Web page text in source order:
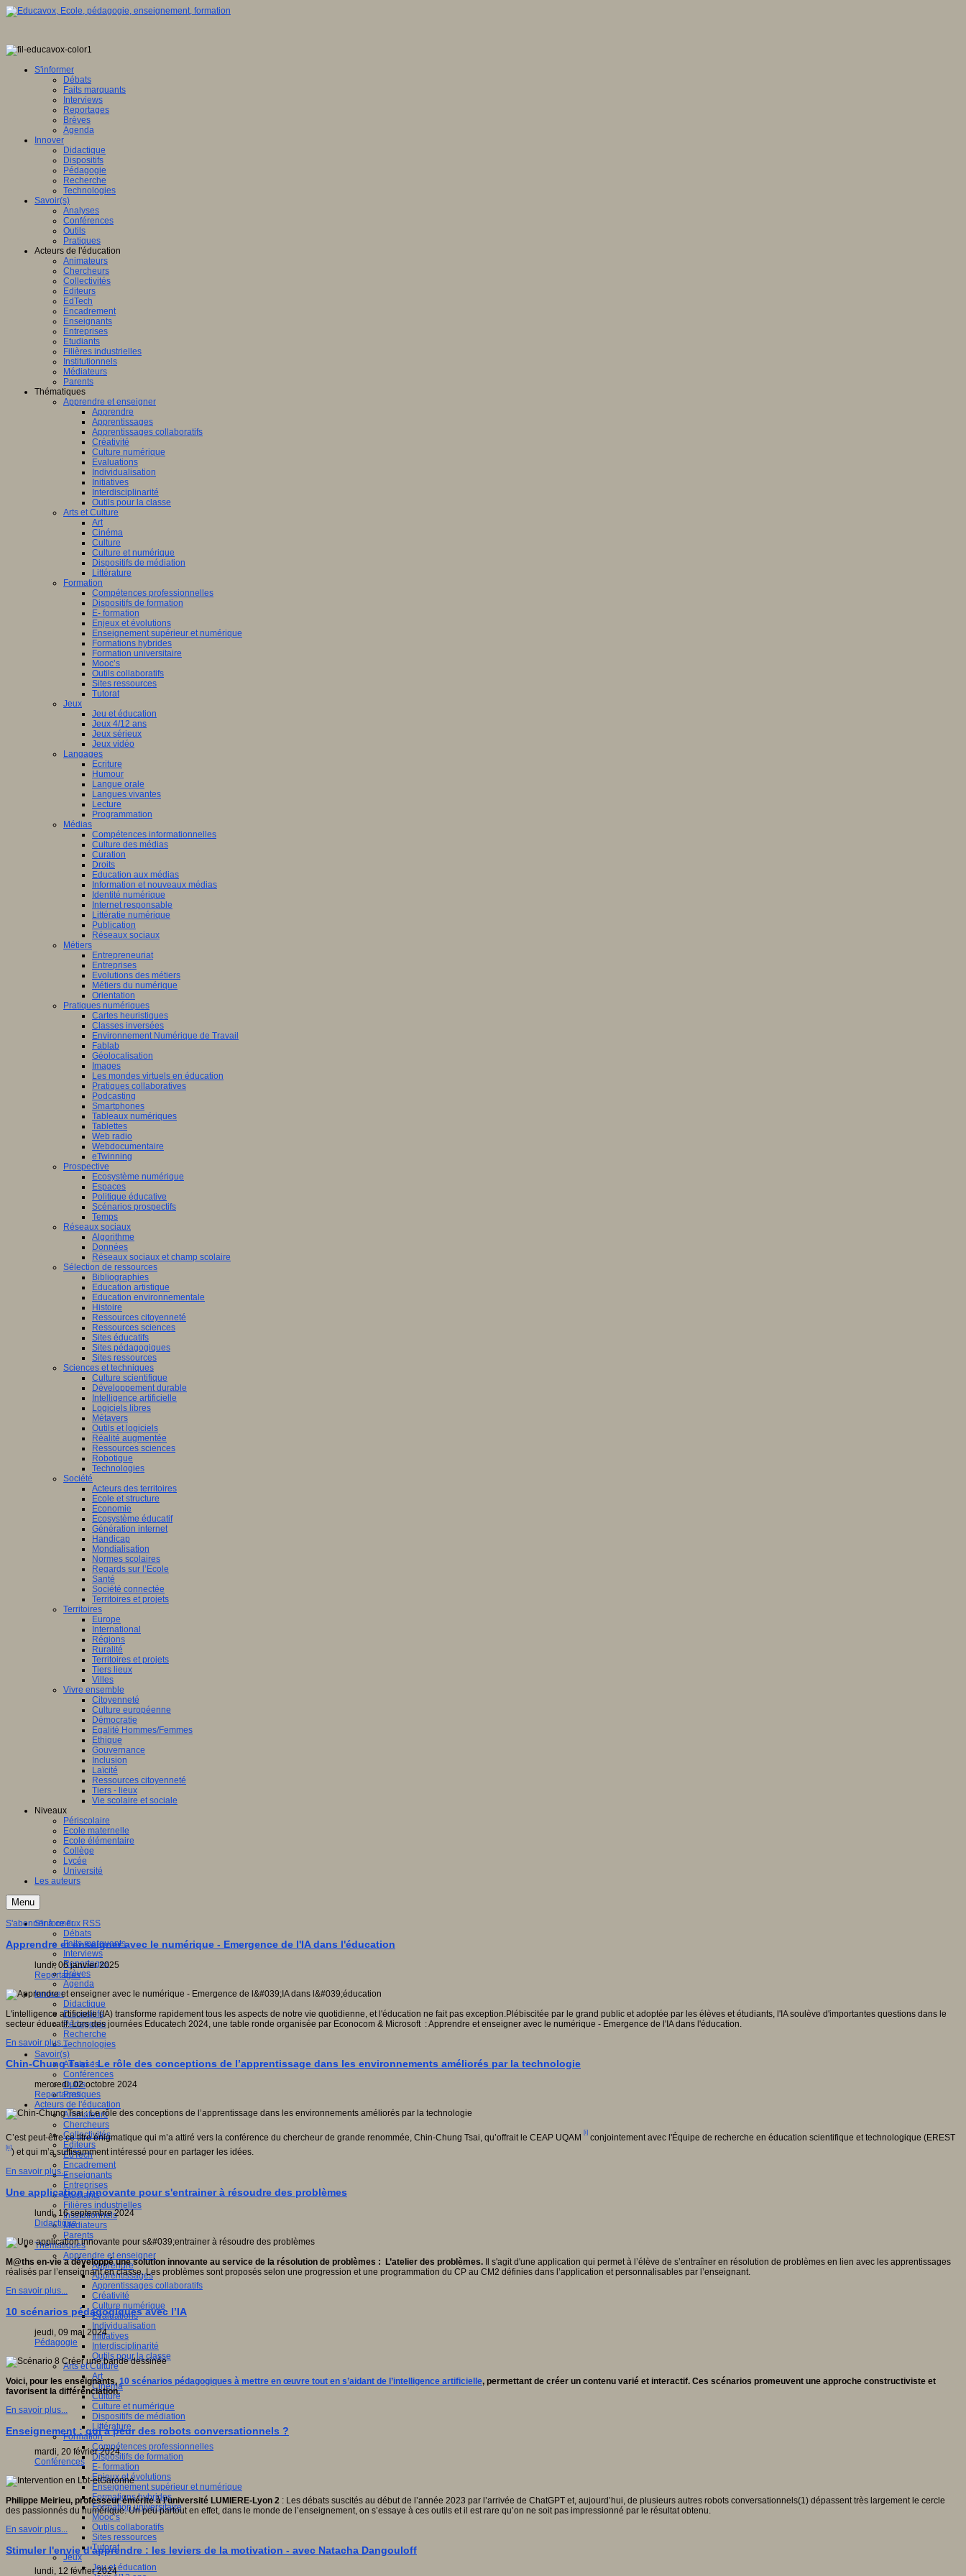
S'informer
Débats
Faits marquants
Interviews
Reportages
Brèves
Agenda
Innover
Didactique
Dispositifs
Pédagogie
Recherche
Technologies
Savoir(s)
Analyses
Conférences
Outils
Pratiques
Acteurs de l'éducation
Animateurs
Chercheurs
Collectivités
Editeurs
EdTech
Encadrement
Enseignants
Entreprises
Etudiants
Filières industrielles
Institutionnels
Médiateurs
Parents
Thématiques
Apprendre et enseigner
Apprendre
Apprentissages
Apprentissages collaboratifs
Créativité
Culture numérique
Evaluations
Individualisation
Initiatives
Interdisciplinarité
Outils pour la classe
Arts et Culture
Art
Cinéma
Culture
Culture et numérique
Dispositifs de médiation
Littérature
Formation
Compétences professionnelles
Dispositifs de formation
E- formation
Enjeux et évolutions
Enseignement supérieur et numérique
Formations hybrides
Formation universitaire
Mooc’s
Outils collaboratifs
Sites ressources
Tutorat
Jeux
Jeu et éducation
Jeux 4/12 ans
Jeux sérieux
Jeux vidéo
Langages
Ecriture
Humour
Langue orale
Langues vivantes
Lecture
Programmation
Médias
Compétences informationnelles
Culture des médias
Curation
Droits
Education aux médias
Information et nouveaux médias
Identité numérique
Internet responsable
Littératie numérique
Publication
Réseaux sociaux
Métiers
Entrepreneuriat
Entreprises
Evolutions des métiers
Métiers du numérique
Orientation
Pratiques numériques
Cartes heuristiques
Classes inversées
Environnement Numérique de Travail
Fablab
Géolocalisation
Images
Les mondes virtuels en éducation
Pratiques collaboratives
Podcasting
Smartphones
Tableaux numériques
Tablettes
Web radio
Webdocumentaire
eTwinning
Prospective
Ecosystème numérique
Espaces
Politique éducative
Scénarios prospectifs
Temps
Réseaux sociaux
Algorithme
Données
Réseaux sociaux et champ scolaire
Sélection de ressources
Bibliographies
Education artistique
Education environnementale
Histoire
Ressources citoyenneté
Ressources sciences
Sites éducatifs
Sites pédagogiques
Sites ressources
Sciences et techniques
Culture scientifique
Développement durable
Intelligence artificielle
Logiciels libres
Métavers
Outils et logiciels
Réalité augmentée
Ressources sciences
Robotique
Technologies
Société
Acteurs des territoires
Ecole et structure
Economie
Ecosystème éducatif
Génération internet
Handicap
Mondialisation
Normes scolaires
Regards sur l’Ecole
Santé
Société connectée
Territoires et projets
Territoires
Europe
International
Régions
Ruralité
Territoires et projets
Tiers lieux
Villes
Vivre ensemble
Citoyenneté
Culture européenne
Démocratie
Egalité Hommes/Femmes
Ethique
Gouvernance
Inclusion
Laïcité
Ressources citoyenneté
Tiers - lieux
Vie scolaire et sociale
Niveaux
Périscolaire
Ecole maternelle
Ecole élémentaire
Collège
Lycée
Université
Les auteurs
Menu
S'informer
Débats
Faits marquants
Interviews
Reportages
Brèves
Agenda
Innover
Didactique
Dispositifs
Pédagogie
Recherche
Technologies
Savoir(s)
Analyses
Conférences
Outils
Pratiques
Acteurs de l'éducation
Animateurs
Chercheurs
Collectivités
Editeurs
EdTech
Encadrement
Enseignants
Entreprises
Etudiants
Filières industrielles
Institutionnels
Médiateurs
Parents
Thématiques
Apprendre et enseigner
Apprendre
Apprentissages
Apprentissages collaboratifs
Créativité
Culture numérique
Evaluations
Individualisation
Initiatives
Interdisciplinarité
Outils pour la classe
Arts et Culture
Art
Cinéma
Culture
Culture et numérique
Dispositifs de médiation
Littérature
Formation
Compétences professionnelles
Dispositifs de formation
E- formation
Enjeux et évolutions
Enseignement supérieur et numérique
Formations hybrides
Formation universitaire
Mooc’s
Outils collaboratifs
Sites ressources
Tutorat
Jeux
Jeu et éducation
S'abonner à ce flux RSS
Apprendre et enseigner avec le numérique - Emergence de l'IA dans l'éducation
lundi, 06 janvier 2025
Reportages
L'intelligence artificielle (IA) transforme rapidement tous les aspects de notre vie quotidienne, et l'éducation ne fait pas exception.Plébiscitée par le grand public et adoptée par les élèves et étudiants, l'IA soulève d'importantes questions dans le
secteur éducatif. Lors des journées Educatech 2024, une table ronde organisée par Econocom & Microsoft : Apprendre et enseigner avec le numérique - Emergence de l'IA dans l'éducation.
En savoir plus...
Chin-Chung Tsai : Le rôle des conceptions de l’apprentissage dans les environnements améliorés par la technologie
mercredi, 02 octobre 2024
Reportages
C’est peut-être ce titre énigmatique qui m’a attiré vers la conférence du chercheur de grande renommée, Chin-Chung Tsai, qu’offrait le CEAP UQAM
[i]
conjointement avec l'Équipe de recherche en éducation scientifique et technologique (EREST
[ii]
) et qui m’a suffisamment intéressé pour en partager les idées.
En savoir plus...
Une application innovante pour s'entrainer à résoudre des problèmes
lundi, 16 septembre 2024
Didactique
M@ths en-vie a développé une solution innovante au service de la résolution de problèmes : L’atelier des problèmes. Il s'agit d'une application qui permet à l’élève de s’entraîner en résolution de problèmes en lien avec les apprentissages
réalisés par l’enseignant en classe. Les problèmes sont proposés selon une progression et une programmation du CP au CM2 définies dans l’application et personnalisables par l’enseignant.
En savoir plus...
10 scénarios pédagogiques avec l’IA
jeudi, 09 mai 2024
Pédagogie
Voici, pour les enseignants, 10 scénarios pédagogiques à mettre en œuvre tout en s’aidant de l’intelligence artificielle, permettant de créer un contenu varié et interactif. Ces scénarios promeuvent une approche constructiviste et
favorisent la différenciation.
En savoir plus...
Enseignement : qui a peur des robots conversationnels ?
mardi, 20 février 2024
Conférences
Philippe Meirieu, professeur émérite à l’université LUMIERE-Lyon 2 : Les débats suscités au début de l’année 2023 par l’arrivée de ChatGPT et, aujourd’hui, de plusieurs autres robots conversationnels(1) dépassent très largement le cercle
des passionnés du numérique. Un peu partout en effet, dans le monde de l’enseignement, on s’essaye à ces outils et il est rare qu’on ne soit pas impressionné par le résultat obtenu.
En savoir plus...
Stimuler l'envie d'apprendre : les leviers de la motivation - avec Natacha Dangouloff
lundi, 12 février 2024